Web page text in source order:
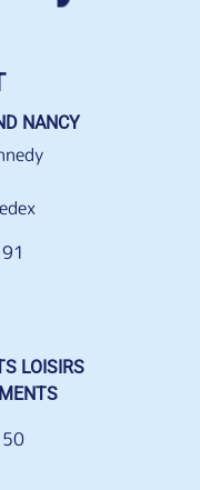
NANCY
LOISIRS